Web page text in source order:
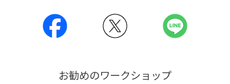
お勧めのワークショップ